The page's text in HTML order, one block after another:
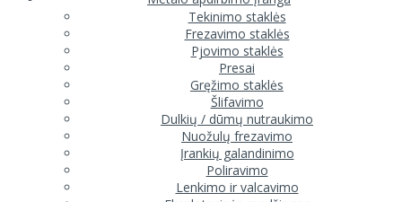
Tekinimo staklės
Frezavimo staklės
Pjovimo staklės
Presai
Gręžimo staklės
Šlifavimo
Dulkių / dūmų nutraukimo
Nuožulų frezavimo
Įrankių galandinimo
Poliravimo
Lenkimo ir valcavimo